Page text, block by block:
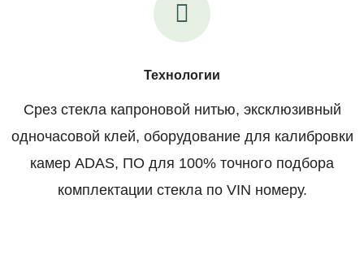
Технологии
Срез стекла капроновой нитью, эксклюзивный
одночасовой клей, оборудование для калибровки
камер ADAS, ПО для 100% точного подбора
комплектации стекла по VIN номеру.